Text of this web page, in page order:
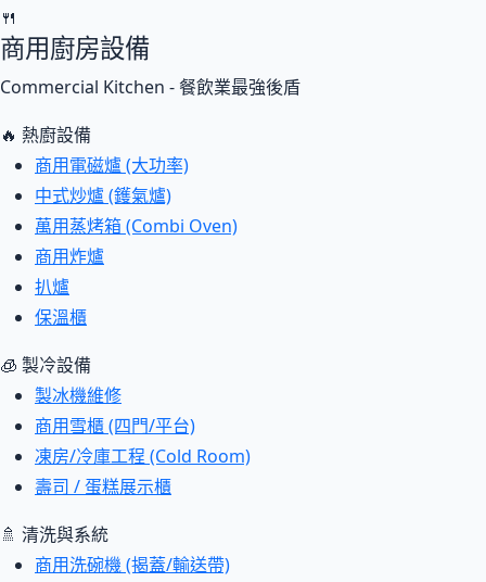
🍴
商用廚房設備
Commercial Kitchen - 餐飲業最強後盾
🔥 熱廚設備
商用電磁爐 (大功率)
中式炒爐 (鑊氣爐)
萬用蒸烤箱 (Combi Oven)
商用炸爐
扒爐
保溫櫃
🧊 製冷設備
製冰機維修
商用雪櫃 (四門/平台)
凍房/冷庫工程 (Cold Room)
壽司 / 蛋糕展示櫃
🚿 清洗與系統
商用洗碗機 (揭蓋/輸送帶)